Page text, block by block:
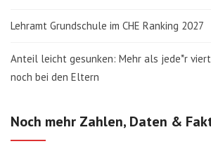
Lehramt Grundschule im CHE Ranking 2027
Anteil leicht gesunken: Mehr als jede*r
noch bei den Eltern
Noch mehr Zahlen, Daten &